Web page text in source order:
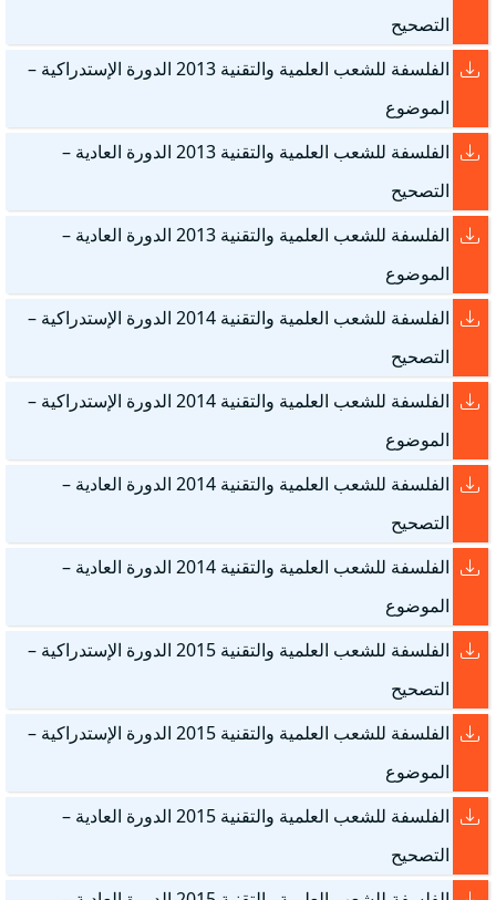
التصحيح
الفلسفة للشعب العلمية والتقنية 2013 الدورة الإستدراكية –
الموضوع
الفلسفة للشعب العلمية والتقنية 2013 الدورة العادية –
التصحيح
الفلسفة للشعب العلمية والتقنية 2013 الدورة العادية –
الموضوع
الفلسفة للشعب العلمية والتقنية 2014 الدورة الإستدراكية –
التصحيح
الفلسفة للشعب العلمية والتقنية 2014 الدورة الإستدراكية –
الموضوع
الفلسفة للشعب العلمية والتقنية 2014 الدورة العادية –
التصحيح
الفلسفة للشعب العلمية والتقنية 2014 الدورة العادية –
الموضوع
الفلسفة للشعب العلمية والتقنية 2015 الدورة الإستدراكية –
التصحيح
الفلسفة للشعب العلمية والتقنية 2015 الدورة الإستدراكية –
الموضوع
الفلسفة للشعب العلمية والتقنية 2015 الدورة العادية –
التصحيح